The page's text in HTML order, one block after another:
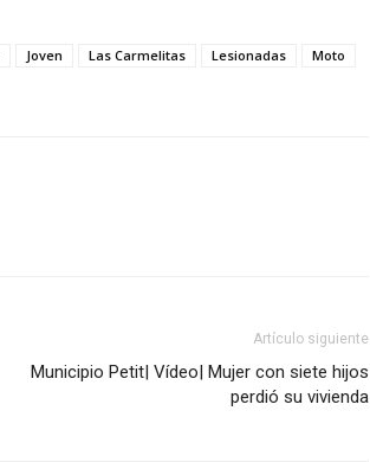
Joven Las Carmelitas Lesionadas
Moto
Artículo siguiente
Municipio Petit| Vídeo| Mujer con siete hijos
perdió su vivienda